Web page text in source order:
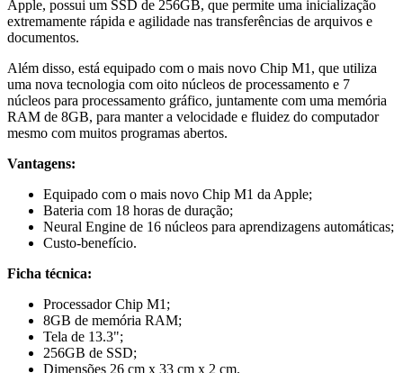
Apple, possui um SSD de 256GB, que permite uma inicialização
extremamente rápida e agilidade nas transferências de arquivos e
documentos.
Além disso, está equipado com o mais novo Chip M1, que utiliza
uma nova tecnologia com oito núcleos de processamento e 7
núcleos para processamento gráfico, juntamente com uma memória
RAM de 8GB, para manter a velocidade e fluidez do computador
mesmo com muitos programas abertos.
Vantagens:
Equipado com o mais novo Chip M1 da Apple;
Bateria com 18 horas de duração;
Neural Engine de 16 núcleos para aprendizagens automáticas;
Custo-benefício.
Ficha técnica:
Processador Chip M1;
8GB de memória RAM;
Tela de 13.3";
256GB de SSD;
Dimensões 26 cm x 33 cm x 2 cm.